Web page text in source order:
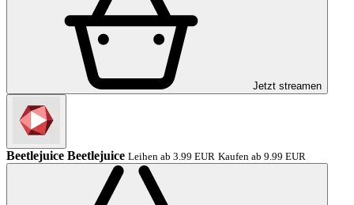
Jetzt streamen
Beetlejuice Beetlejuice Leihen ab 3.99 EUR Kaufen ab 9.99 EUR